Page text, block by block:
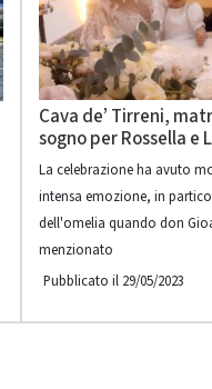
Cava de’ Tirreni,
sogno per Rossella e
La celebrazione ha avuto
intensa emozione, in
dell'omelia quando don
menzionato
Pubblicato il 29/05/2023